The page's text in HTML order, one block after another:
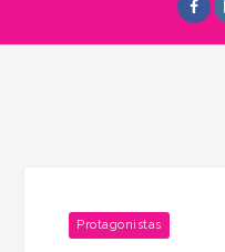
Protagonistas